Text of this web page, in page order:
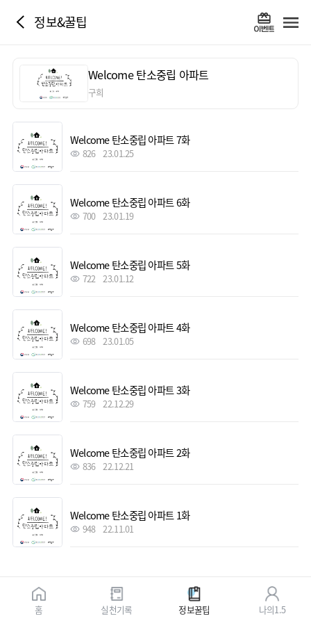
정보&꿀팁
Welcome 탄소중립 아파트
구희
Welcome 탄소중립 아파트 7화
826 23.01.25
Welcome 탄소중립 아파트 6화
700 23.01.19
Welcome 탄소중립 아파트 5화
722 23.01.12
Welcome 탄소중립 아파트 4화
698 23.01.05
Welcome 탄소중립 아파트 3화
759 22.12.29
Welcome 탄소중립 아파트 2화
836 22.12.21
Welcome 탄소중립 아파트 1화
948 22.11.01
홈 실천기록 정보꿀팁 나의1.5